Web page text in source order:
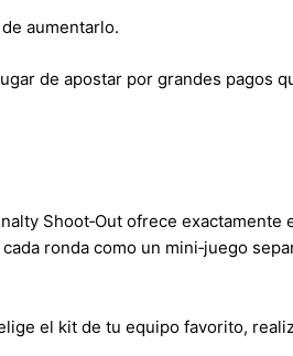
aumentarlo.
de apostar por grandes pagos
Shoot‑Out ofrece exactamente
ronda como un mini‑juego
el kit de tu equipo favorito,